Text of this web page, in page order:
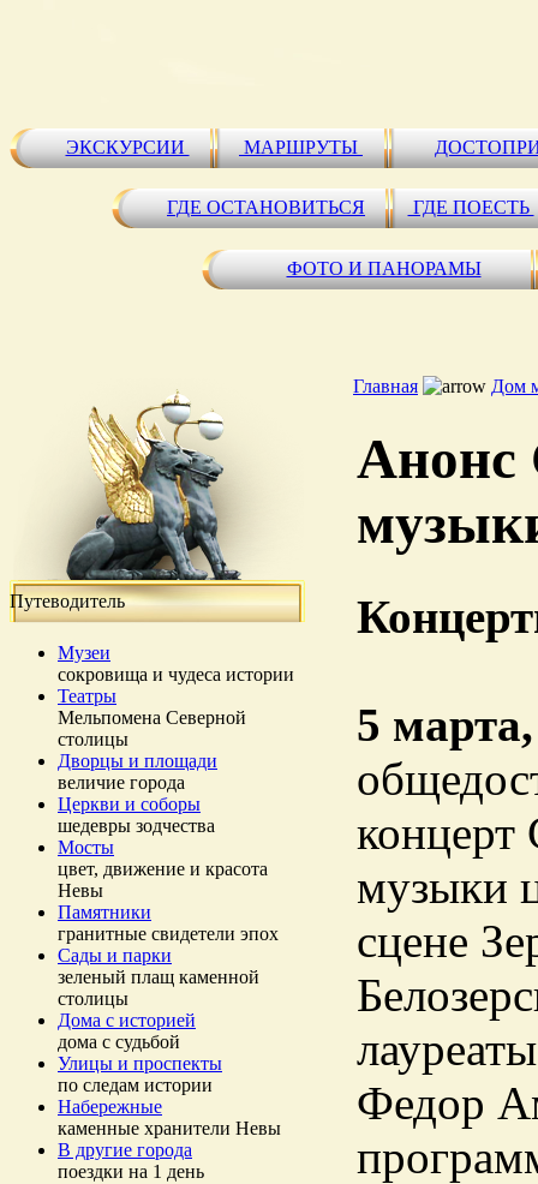
ЭКСКУРСИИ МАРШРУТЫ
ГДЕ ОСТАНОВИТЬСЯ ГДЕ ПОЕСТЬ
ФОТО И ПАНОРАМЫ
Путеводитель
Музеи
сокровища и чудеса истории
Театры
Мельпомена Северной
столицы
Дворцы и площади
величие города
Церкви и соборы
шедевры зодчества
Мосты
цвет, движение и красота
Невы
Памятники
гранитные свидетели эпох
Сады и парки
зеленый плащ каменной
столицы
Дома с историей
дома с судьбой
Улицы и проспекты
по следам истории
Набережные
каменные хранители Невы
В другие города
поездки на 1 день
Главная Дом
Анонс
5
концерт
музыки
сцене
Федор